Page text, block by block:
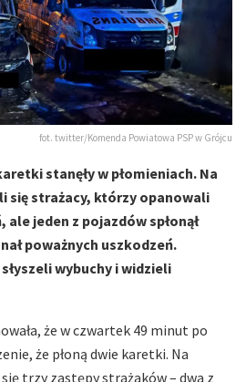
fot. twitter/Komenda Powiatowa PSP w Grójcu
stanęły w płomieniach. Na
się strażacy, którzy opanowali
jeden z pojazdów spłonął
poważnych uszkodzeń.
wybuchy i widzieli
że w czwartek 49 minut po
że płoną dwie karetki. Na
trzy zastępy strażaków – dwa z